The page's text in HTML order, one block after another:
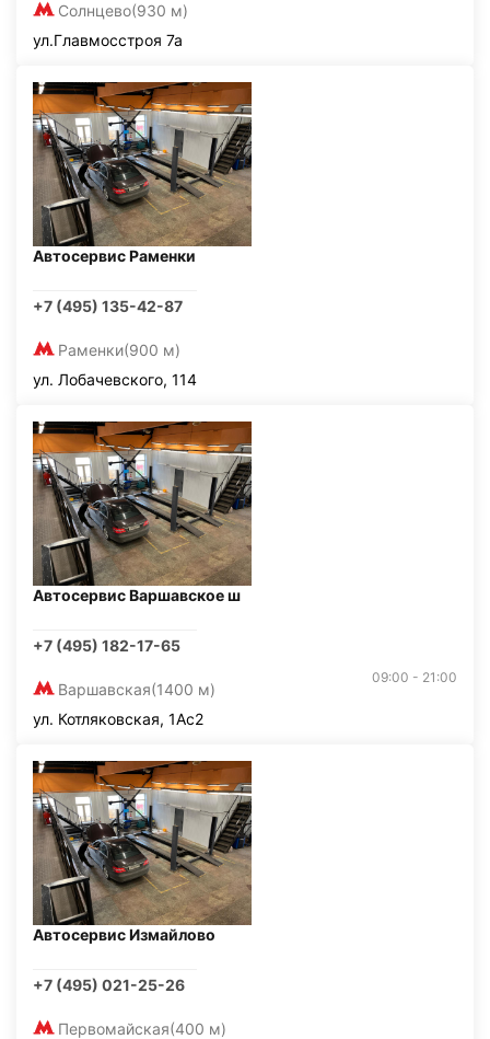
Солнцево(930 м)
ул.Главмосстроя 7а
Автосервис Раменки
+7 (495) 135-42-87
Раменки(900 м)
ул. Лобачевского, 114
Автосервис Варшавское ш
+7 (495) 182-17-65
Варшавская(1400 м)
09:00 - 21:00
ул. Котляковская, 1Ас2
Автосервис Измайлово
+7 (495) 021-25-26
Первомайская(400 м)